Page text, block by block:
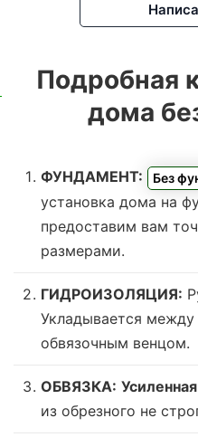
Подробная
дома
ФУНДАМЕНТ: Без
установка дома на
предоставим вам
размерами.
ГИДРОИЗОЛЯЦИЯ:
Укладывается
обвязочным венцом.
ОБВЯЗКА:
из обрезного не